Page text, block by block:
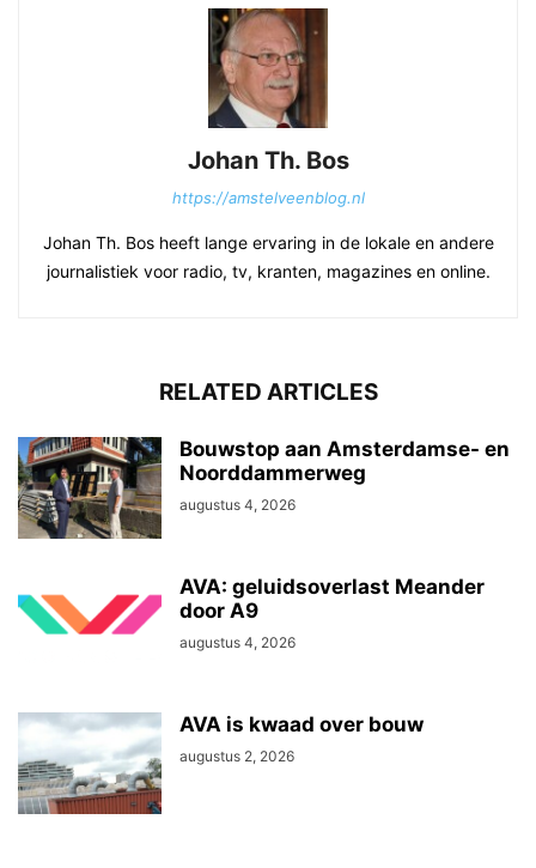
Johan Th. Bos
https://amstelveenblog.nl
Johan Th. Bos heeft lange ervaring in de lokale en andere
journalistiek voor radio, tv, kranten, magazines en online.
RELATED ARTICLES
Bouwstop aan Amsterdamse- en
Noorddammerweg
augustus 4, 2026
AVA: geluidsoverlast Meander
door A9
augustus 4, 2026
AVA is kwaad over bouw
augustus 2, 2026